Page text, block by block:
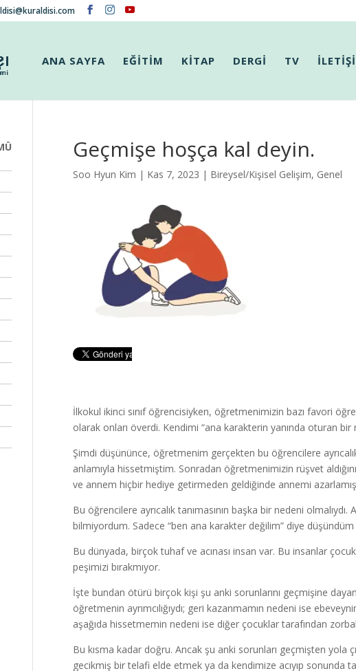
ANA SAYFA EĞİTİM KİTAP DERGİ TV
Geçmişe hoşça kal deyin.
Soo Hyun Kim | Kas 7, 2023 | Bireysel/Kişisel Gelişim, Genel
İlkokul ikinci sınıf öğrencisiyken, öğretmenimizin bazı favori
olarak onları överdi. Kendimi “ana karakterin yanında oturan
Şimdi düşününce, öğretmenim gerçekten bu öğrencilere
anlamıyla hissetmiştim. Sonradan öğretmenimizin rüşvet
ve annem hiçbir hediye getirmeden geldiğinde annemi
Bu öğrencilere ayrıcalık tanımasının başka bir nedeni
bilmiyordum. Sadece “ben ana karakter değilim” diye
Bu dünyada, birçok tuhaf ve acınası insan var. Bu insanlar
peşimizi bırakmıyor.
İşte bundan ötürü birçok kişi şu anki sorunlarını geçmişine
öğretmenin ayrımcılığıydı; geri kazanmamın nedeni ise
aşağıda hissetmemin nedeni ise diğer çocuklar tarafından
Bu kısma kadar doğru. Ancak şu anki sorunları geçmişten yola
gecikmiş bir telafi elde etmek ya da kendimize acıyıp sonunda